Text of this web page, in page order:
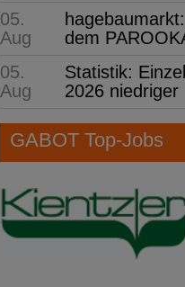
05.
Aug
dem
05.
Aug
Statistik:
2026 niedriger
GABOT Top-Jobs